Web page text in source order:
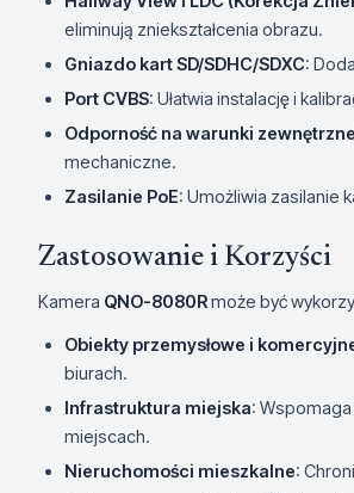
eliminują zniekształcenia obrazu.
Gniazdo kart SD/SDHC/SDXC:
Port CVBS: Ułatwia instalację i
Odporność na warunki zewnętrzne
mechaniczne.
Zasilanie PoE: Umożliwia zasilanie
Zastosowanie i Korzyści
Kamera QNO-8080Rmoże być
Obiekty przemysłowe i
biurach.
Infrastruktura miejska:
miejscach.
Nieruchomości mieszkalne: